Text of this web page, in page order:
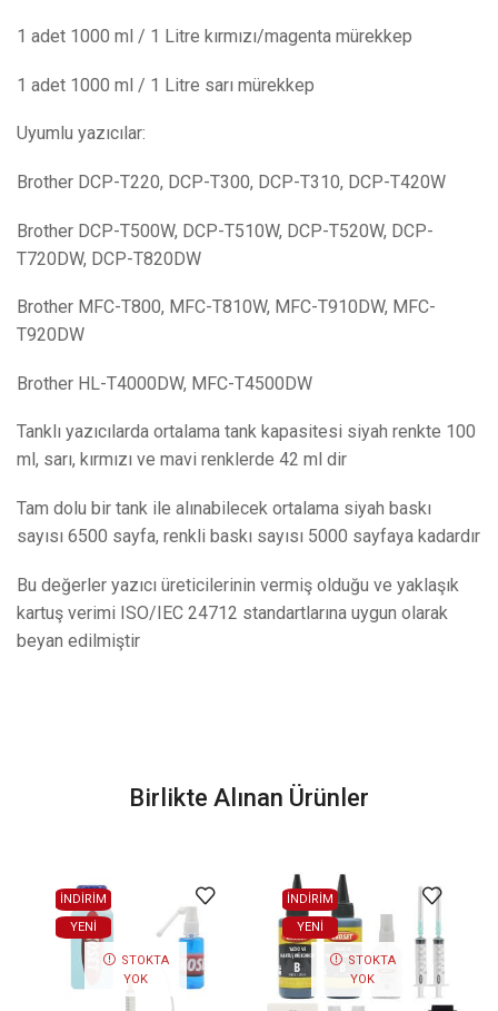
1 adet 1000 ml / 1 Litre kırmızı/magenta mürekkep
1 adet 1000 ml / 1 Litre sarı mürekkep
Uyumlu yazıcılar:
Brother DCP-T220, DCP-T300, DCP-T310, DCP-T420W
Brother DCP-T500W, DCP-T510W, DCP-T520W, DCP-
T720DW, DCP-T820DW
Brother MFC-T800, MFC-T810W, MFC-T910DW, MFC-
T920DW
Brother HL-T4000DW, MFC-T4500DW
Tanklı yazıcılarda ortalama tank kapasitesi siyah renkte 100
ml, sarı, kırmızı ve mavi renklerde 42 ml dir
Tam dolu bir tank ile alınabilecek ortalama siyah baskı
sayısı 6500 sayfa, renkli baskı sayısı 5000 sayfaya kadardır
Bu değerler yazıcı üreticilerinin vermiş olduğu ve yaklaşık
kartuş verimi ISO/IEC 24712 standartlarına uygun olarak
beyan edilmiştir
Birlikte Alınan Ürünler
İNDİRİM
YENI
STOKTA
YOK
İNDİRİM
YENI
STOKTA
YOK